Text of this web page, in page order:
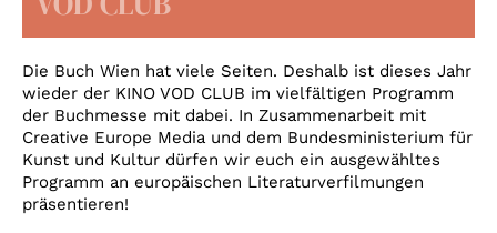
Account
Die Buch Wien hat viele Seiten. Deshalb ist dieses Jahr
wieder der KINO VOD CLUB im vielfältigen Programm
der Buchmesse mit dabei. In Zusammenarbeit mit
Creative Europe Media und dem Bundesministerium für
Kunst und Kultur dürfen wir euch ein ausgewähltes
Programm an europäischen Literaturverfilmungen
präsentieren!